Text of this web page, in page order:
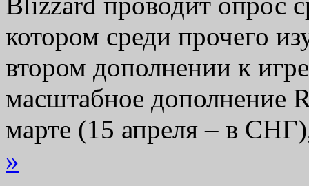
котором среди прочего
втором дополнении к
масштабное дополнение
марте (15 апреля – в
»